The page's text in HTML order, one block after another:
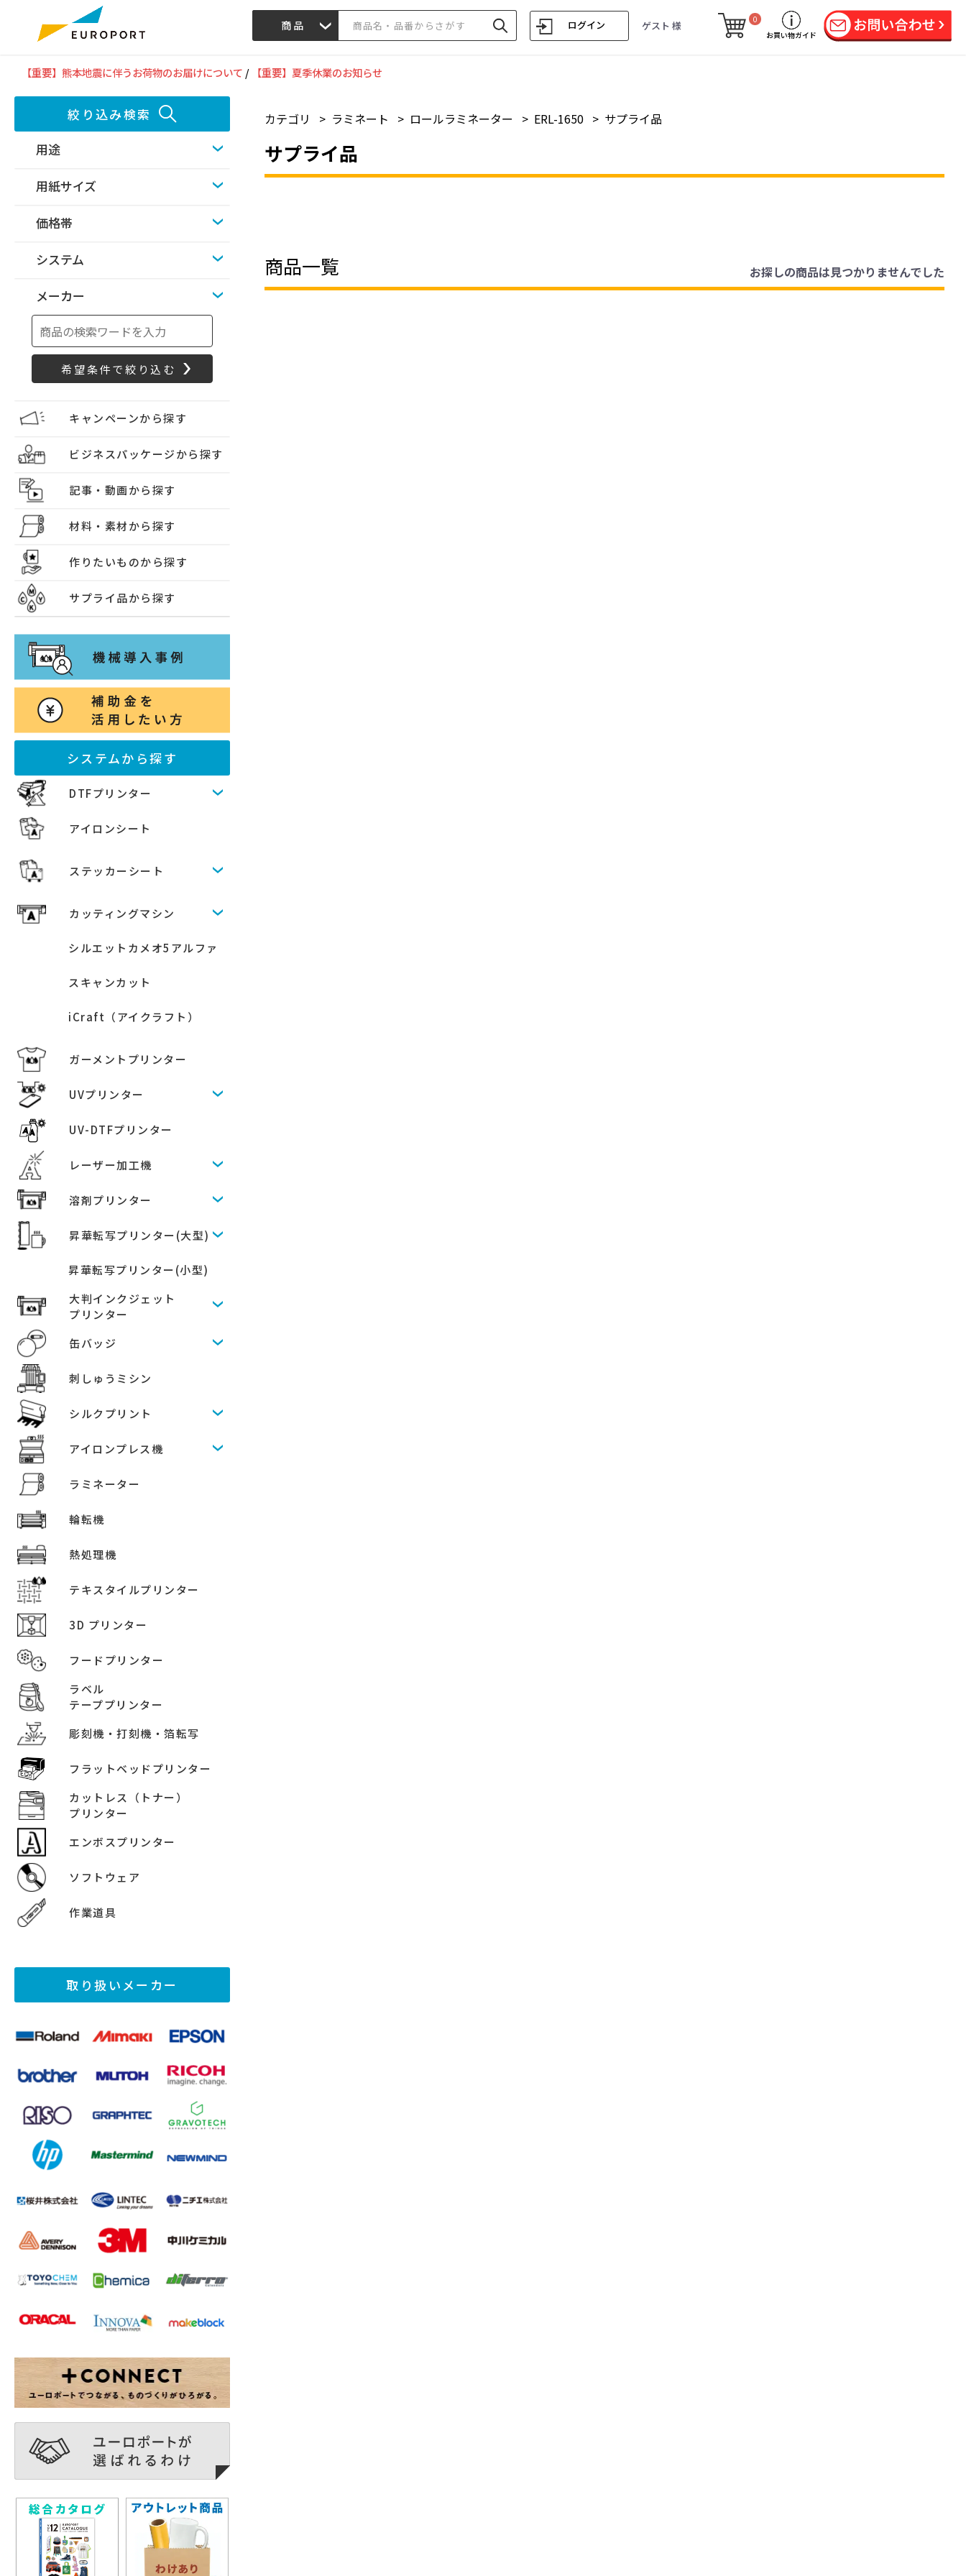
商品 ログイン ゲスト 様
0
お買い物ガイド
【重要】熊本地震に伴うお荷物のお届けについて / 【重要】夏季休業のお知らせ
絞り込み検索
用途
用紙サイズ
価格帯
システム
メーカー
キャンペーンから探す
ビジネスパッケージから探す
記事・動画から探す
材料・素材から探す
作りたいものから探す
サプライ品から探す
システムから探す
DTFプリンター
アイロンシート
ステッカーシート
カッティングマシン
シルエットカメオ5アルファ
スキャンカット
iCraft（アイクラフト）
ガーメントプリンター
UVプリンター
UV-DTFプリンター
レーザー加工機
溶剤プリンター
昇華転写プリンター(大型)
昇華転写プリンター(小型)
大判インクジェット
プリンター
缶バッジ
刺しゅうミシン
シルクプリント
アイロンプレス機
ラミネーター
輪転機
熱処理機
テキスタイルプリンター
3D プリンター
フードプリンター
ラベル
テーププリンター
彫刻機・打刻機・箔転写
フラットベッドプリンター
カットレス（トナー）
プリンター
エンボスプリンター
ソフトウェア
作業道具
取り扱いメーカー
カテゴリ > ラミネート > ロールラミネーター > ERL-1650 > サプライ品
サプライ品
商品一覧 お探しの商品は見つかりませんでした